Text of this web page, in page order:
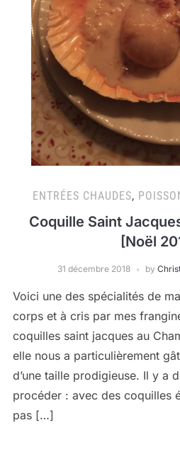
ENTRÉES CHAUDES,
Coquille Saint
[Noël
31 décembre 2018 by
Voici une des spécialités de
corps et à cris par mes
coquilles saint jacques au
elle nous a particulièrement
d’une taille prodigieuse. Il y a
procéder : avec des coquilles
pas […]